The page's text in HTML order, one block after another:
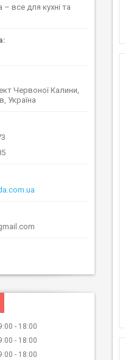
все для кухні та
Червоної Калини,
Україна
18:00
18:00
18:00